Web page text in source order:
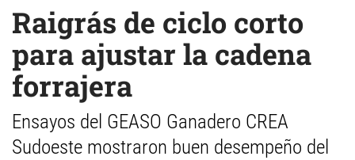
Raigrás de ciclo corto
para ajustar la cadena
forrajera
Ensayos del GEASO Ganadero CREA
Sudoeste mostraron buen desempeño del